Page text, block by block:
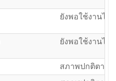
ยังพอใช้งานได้
ยังพอใช้งานได้
สภาพปกติตาม